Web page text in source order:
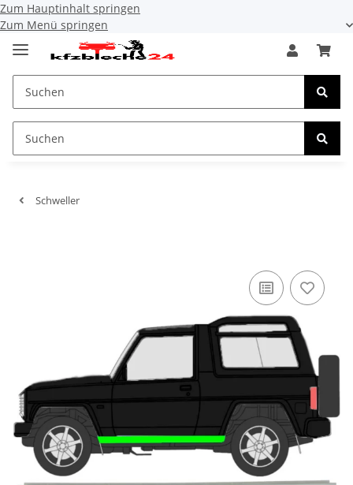
Zum Hauptinhalt springen
Zum Menü springen
Schweller